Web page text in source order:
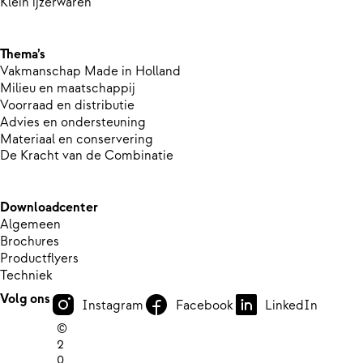
Thema’s
Vakmanschap Made in Holland
Milieu en maatschappij
Voorraad en distributie
Advies en ondersteuning
Materiaal en conservering
De Kracht van de Combinatie
Downloadcenter
Algemeen
Brochures
Productflyers
Techniek
Volg ons
Instagram Facebook
LinkedIn
©
2